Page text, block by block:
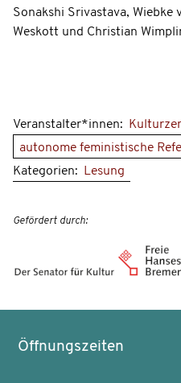
Sonakshi Srivastava, Wiebke
Weskott und Christian
Veranstalter*innen:
autonome feministische
Kategorien:
Lesung
Gefördert durch:
Öffnungszeiten